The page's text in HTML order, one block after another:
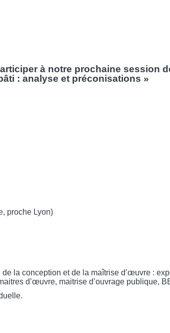
à notre prochaine session
: analyse et préconisations »
proche Lyon)
la conception et de la maîtrise d’œuvre :
d’œuvre, maitrise d’ouvrage publique,